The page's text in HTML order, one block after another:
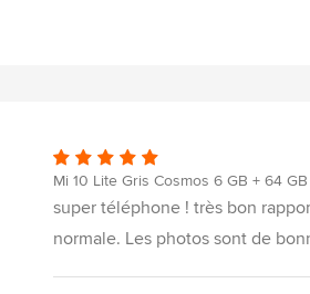
Mi 10 Lite Gris Cosmos 6 GB + 64 GB
super téléphone ! très bon
normale. Les photos sont de